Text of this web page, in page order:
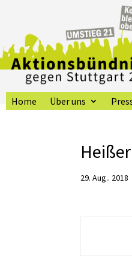
Home Über uns
29. Aug.. 2018